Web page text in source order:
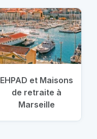
EHPAD et Maisons
de retraite à
Marseille